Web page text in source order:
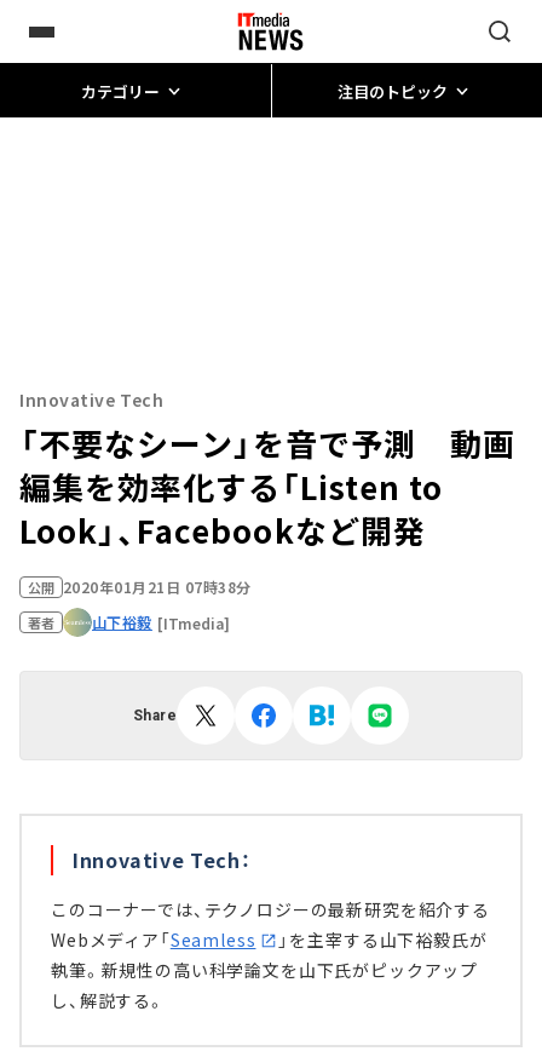
カテゴリー 注目のトピック
Innovative Tech
「不要なシーン」を音で予測 動画
編集を効率化する「Listen to
Look」、Facebookなど開発
公開 2020年01月21日 07時38分
著者 山下裕毅 [ITmedia]
Share
Innovative Tech：
このコーナーでは、テクノロジーの最新研究を紹介する
Webメディア「Seamless
」を主宰する山下裕毅氏が
執筆。新規性の高い科学論文を山下氏がピックアップ
し、解説する。